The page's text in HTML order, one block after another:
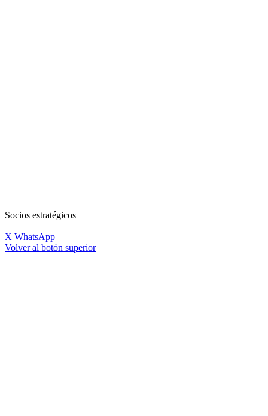
Socios estratégicos
X WhatsApp
Volver al botón superior